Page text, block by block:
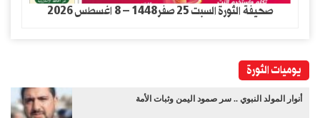
صحيفة الثورة السبت 25 صفر1448 – 8 اغسطس 2026
يوميات الثورة
أنوار المولد النبوي .. سر صمود اليمن وثبات الأمة